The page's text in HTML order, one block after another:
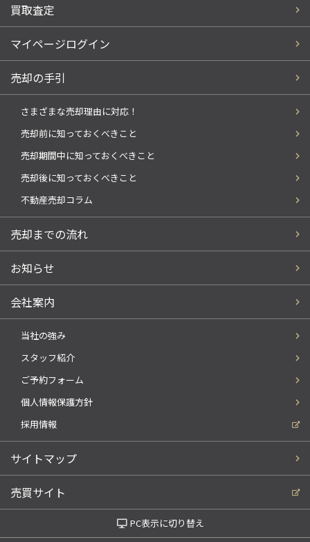
買取査定
マイページログイン
売却の手引
さまざまな売却理由に対応！
売却前に知っておくべきこと
売却期間中に知っておくべきこと
売却後に知っておくべきこと
不動産売却コラム
売却までの流れ
お知らせ
会社案内
当社の強み
スタッフ紹介
ご予約フォーム
個人情報保護方針
採用情報
サイトマップ
売買サイト
PC表示に切り替え